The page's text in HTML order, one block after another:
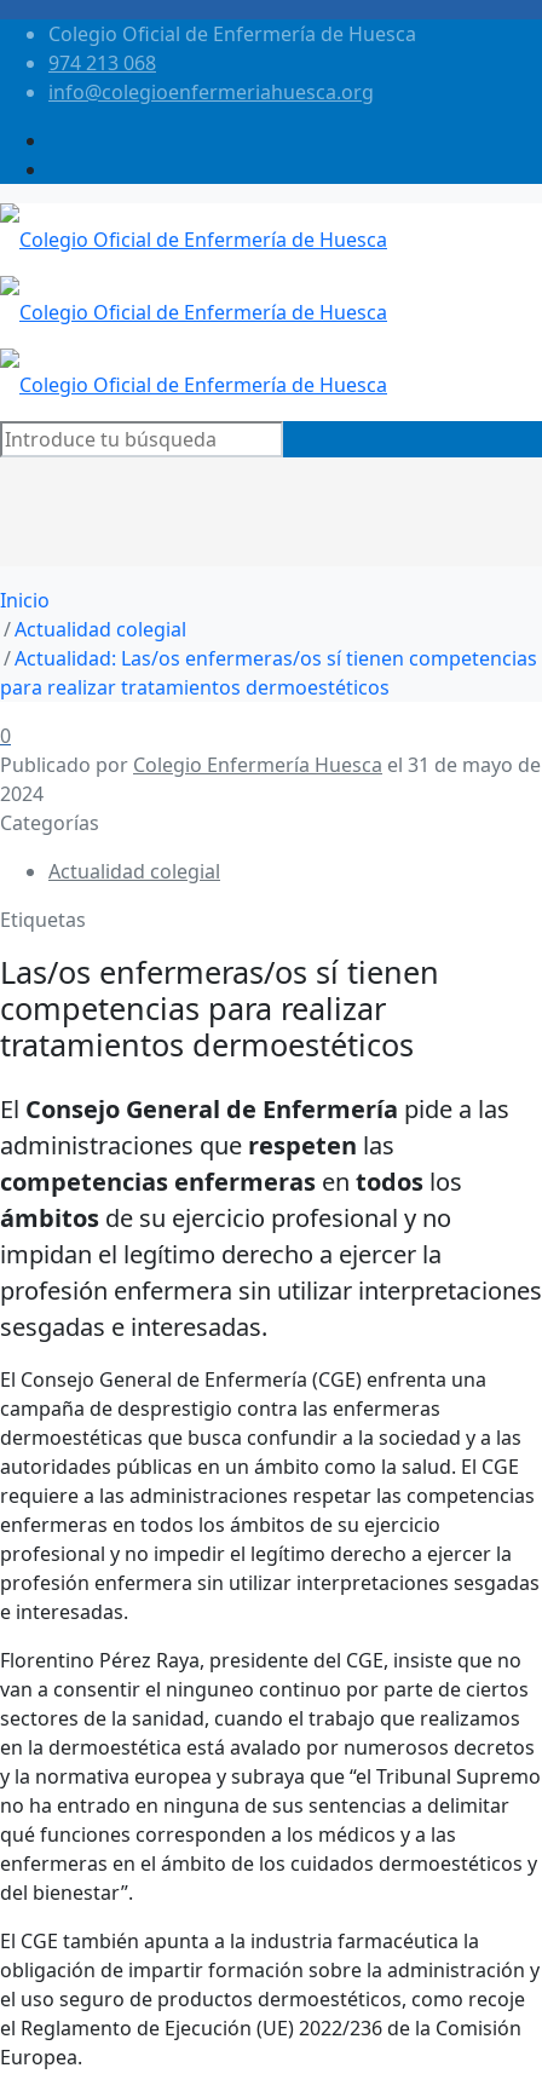
Colegio Oficial de Enfermería de Huesca
974 213 068
info@colegioenfermeriahuesca.org
Inicio
Actualidad colegial
Actualidad: Las/os enfermeras/os sí tienen competencias
para realizar tratamientos dermoestéticos
0
Publicado por Colegio Enfermería Huesca el 31 de mayo de
2024
Categorías
Actualidad colegial
Etiquetas
Las/os enfermeras/os sí tienen
competencias para realizar
tratamientos dermoestéticos
El Consejo General de Enfermería pide a las
administraciones que respeten las
competencias enfermeras en todos los
ámbitos de su ejercicio profesional y no
impidan el legítimo derecho a ejercer la
profesión enfermera sin utilizar interpretaciones
sesgadas e interesadas.
El Consejo General de Enfermería (CGE) enfrenta una
campaña de desprestigio contra las enfermeras
dermoestéticas que busca confundir a la sociedad y a las
autoridades públicas en un ámbito como la salud. El CGE
requiere a las administraciones respetar las competencias
enfermeras en todos los ámbitos de su ejercicio
profesional y no impedir el legítimo derecho a ejercer la
profesión enfermera sin utilizar interpretaciones sesgadas
e interesadas.
Florentino Pérez Raya, presidente del CGE, insiste que no
van a consentir el ninguneo continuo por parte de ciertos
sectores de la sanidad, cuando el trabajo que realizamos
en la dermoestética está avalado por numerosos decretos
y la normativa europea y subraya que “el Tribunal Supremo
no ha entrado en ninguna de sus sentencias a delimitar
qué funciones corresponden a los médicos y a las
enfermeras en el ámbito de los cuidados dermoestéticos y
del bienestar”.
El CGE también apunta a la industria farmacéutica la
obligación de impartir formación sobre la administración y
el uso seguro de productos dermoestéticos, como recoje
el Reglamento de Ejecución (UE) 2022/236 de la Comisión
Europea.